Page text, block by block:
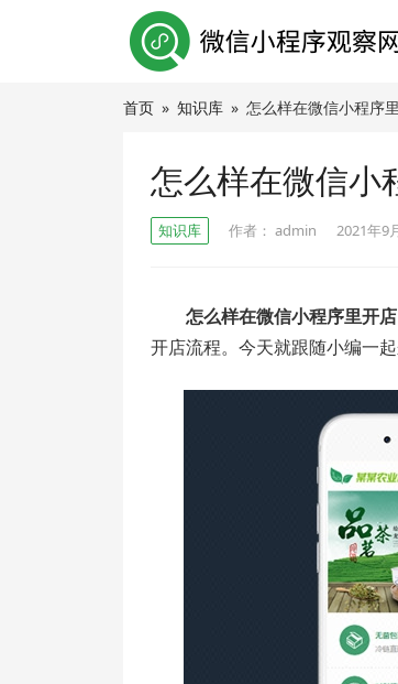
首页 » 知识库 » 怎么样在微信小程序
怎么样在微信小
知识库 作者： admin 2021年9
怎么样在微信小程序里开
开店流程。今天就跟随小编一